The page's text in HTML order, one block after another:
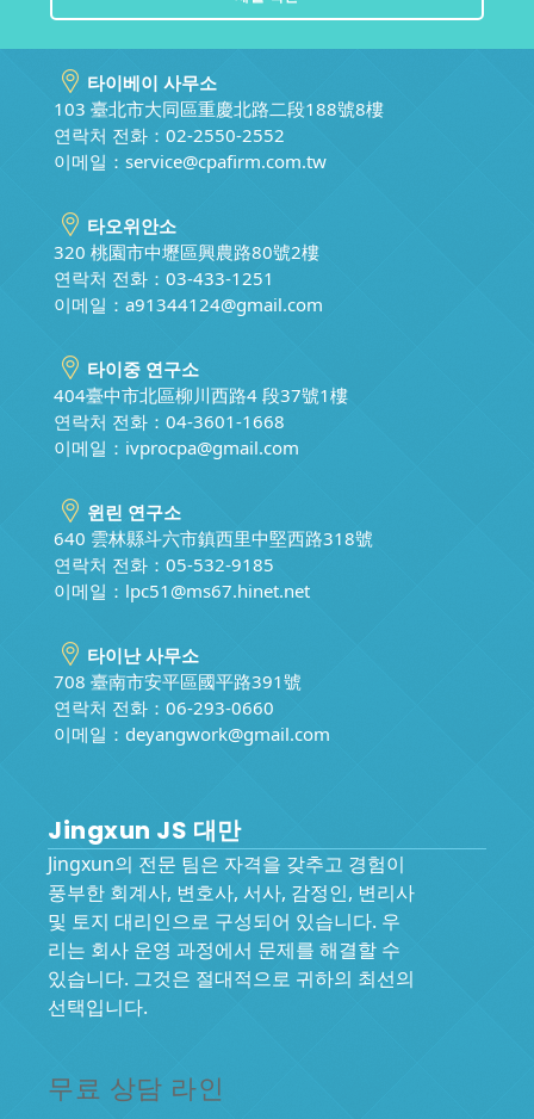
타이베이 사무소
103 臺北市大同區重慶北路二段188號8樓
연락처 전화：02-2550-2552
이메일： service@cpafirm.com.tw
타오위안소
320 桃園市中壢區興農路80號2樓
연락처 전화：03-433-1251
이메일： a91344124@gmail.com
타이중 연구소
404臺中市北區柳川西路4 段37號1樓
연락처 전화：04-3601-1668
이메일： ivprocpa@gmail.com
윈린 연구소
640 雲林縣斗六市鎮西里中堅西路318號
연락처 전화：05-532-9185
이메일： lpc51@ms67.hinet.net
타이난 사무소
708 臺南市安平區國平路391號
연락처 전화：06-293-0660
이메일： deyangwork@gmail.com
Jingxun JS 대만
Jingxun의 전문 팀은 자격을 갖추고 경험이
풍부한 회계사, 변호사, 서사, 감정인, 변리사
및 토지 대리인으로 구성되어 있습니다. 우
리는 회사 운영 과정에서 문제를 해결할 수
있습니다. 그것은 절대적으로 귀하의 최선의
선택입니다.
무료 상담 라인